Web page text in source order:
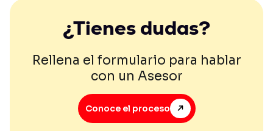
¿Tienes dudas?
Rellena el formulario para hablar
con un Asesor
Conoce el proceso